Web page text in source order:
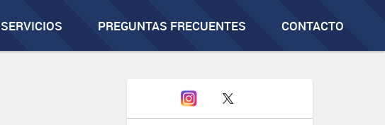
PREGUNTAS FRECUENTES CONTACTO